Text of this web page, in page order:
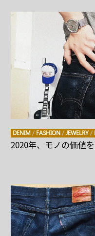
DENIM / FASHION /JEWELRY /
2020年、モノの価値